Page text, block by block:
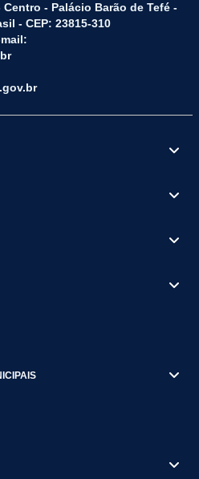
- Palácio Barão de Tefé -
- CEP: 23815-310